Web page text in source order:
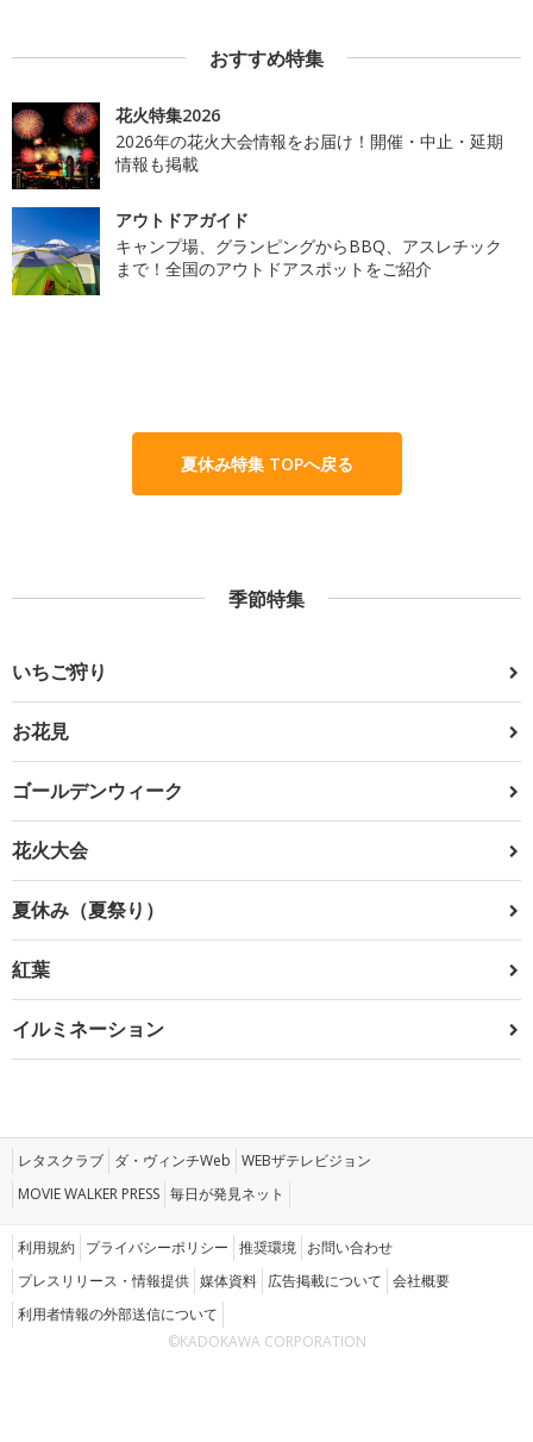
おすすめ特集
花火特集2026
2026年の花火大会情報をお届け！開催・中止・延期
情報も掲載
アウトドアガイド
キャンプ場、グランピングからBBQ、アスレチック
まで！全国のアウトドアスポットをご紹介
夏休み特集 TOPへ戻る
季節特集
いちご狩り
お花見
ゴールデンウィーク
花火大会
夏休み（夏祭り）
紅葉
イルミネーション
レタスクラブ ダ・ヴィンチWeb WEBザテレビジョン
MOVIE WALKER PRESS 毎日が発見ネット
利用規約 プライバシーポリシー 推奨環境 お問い合わせ
プレスリリース・情報提供 媒体資料 広告掲載について 会社概要
利用者情報の外部送信について
©KADOKAWA CORPORATION